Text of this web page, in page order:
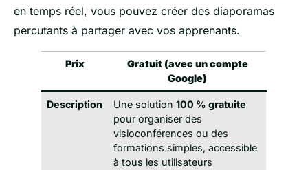
en temps réel, vous pouvez créer des diaporamas
percutants à partager avec vos apprenants.
Prix
Gratuit (avec un compte
Google)
Description Une solution100 % gratuite
pour organiser des
visioconférences ou des
formations simples, accessible
à tous les utilisateurs